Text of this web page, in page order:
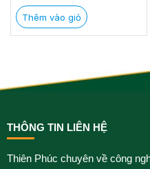
Thêm vào giỏ
THÔNG TIN LIÊN HỆ
Thiên Phúc chuyên về công